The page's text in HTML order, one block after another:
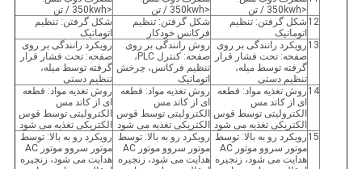
<350kwh / تن
<350kwh / تن
<350kwh / تن
12 شکل گرفتن: تنظیم
اتوماتیک
شکل گرفتن: تنظیم
فرکانس خودکار
شکل گرفتن: تنظیم
اتوماتیک
13 رویکرد رانندگی بر روی
صفحه: تحت فشار قرار
گرفته توسط میله،
تنظیم دستی
روش رانندگی بر روی
صفحه: کنترل PLC،
تنظیم فرکانس، چرخش
اتوماتیک
رویکرد رانندگی بر روی
صفحه: تحت فشار قرار
گرفته توسط میله،
تنظیم دستی
14 روش تغذیه مواد: قطعه
ای از کاتد مس
الکترولیتی توسط قوس
الکتریکی تغذیه می شود
روش تغذیه مواد: قطعه
ای از کاتد مس
الکترولیتی توسط قوس
الکتریکی تغذیه می شود
روش تغذیه مواد: قطعه
ای از کاتد مس
الکترولیتی توسط قوس
الکتریکی تغذیه می شود
15 رویکرد رو به بالا: توسط
موتور سروو موتور AC
هدایت می شود، زنجیره
رویکرد رو به بالا: توسط
موتور سروو موتور AC
هدایت می شود، زنجیره
رویکرد رو به بالا: توسط
موتور سروو موتور AC
هدایت می شود، زنجیره